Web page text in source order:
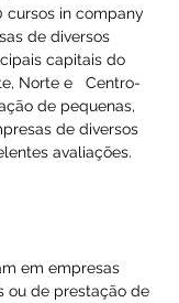
cursos in company
de diversos
capitais do
Norte e   Centro-
de pequenas,
de diversos
avaliações.
em empresas
ou de prestação de